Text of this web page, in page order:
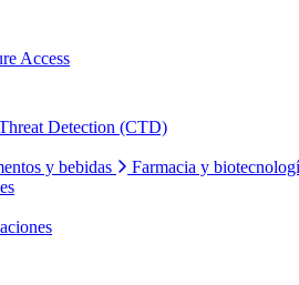
Access
Detection (CTD)
y bebidas
Farmacia y